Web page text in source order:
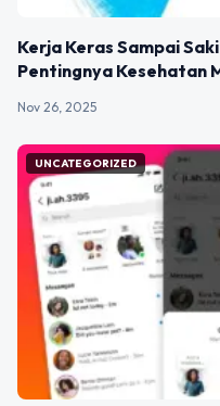
Kerja Keras Sampai
Pentingnya Kesehatan
Nov 26, 2025
UNCATEGORIZED